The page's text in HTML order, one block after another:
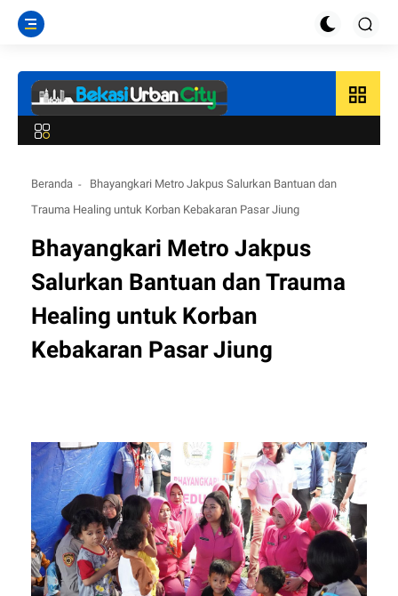
grid_view
Beranda
Bhayangkari Metro Jakpus Salurkan Bantuan dan
Trauma Healing untuk Korban Kebakaran Pasar Jiung
Bhayangkari Metro Jakpus
Salurkan Bantuan dan Trauma
Healing untuk Korban
Kebakaran Pasar Jiung